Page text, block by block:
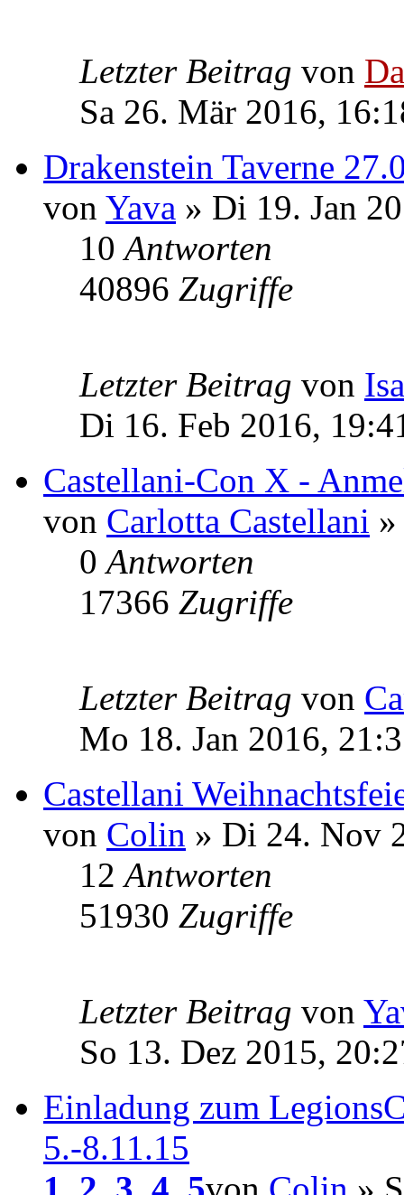
Letzter Beitrag von
Sa 26. Mär 2016,
Drakenstein Taverne
von Yava » Di 19. Jan
10Antworten
40896 Zugriffe
Letzter Beitrag von
Di 16. Feb 2016,
Castellani-Con X -
von Carlotta Castellani
0Antworten
17366 Zugriffe
Letzter Beitrag von
Mo 18. Jan 2016,
Castellani
von Colin » Di 24. Nov
12Antworten
51930 Zugriffe
Letzter Beitrag von
So 13. Dez 2015,
Einladung zum
5.-8.11.15